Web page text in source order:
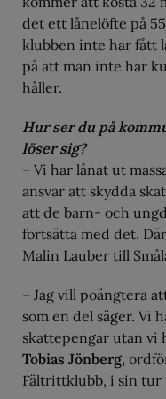
det ett lånelöfte på
klubben inte har fått
på att man inte har
håller.
Hur ser du på
löser sig?
– Vi har lånat ut
ansvar att skydda
att de barn- och
fortsätta med det.
Malin Lauber till
– Jag vill poängtera
som en del säger. Vi
skattepengar utan vi
Tobias Jönberg,
Fältrittklubb, i sin